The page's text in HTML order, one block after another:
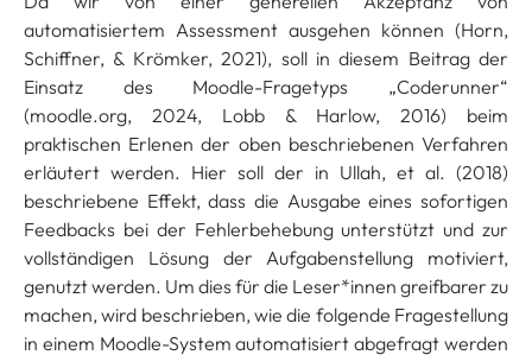
automatisiertem Assessment ausgehen können (Horn,
Schiffner, & Krömker, 2021), soll in diesem Beitrag der
Einsatz des Moodle-Fragetyps „Coderunner“
(moodle.org, 2024, Lobb & Harlow, 2016) beim
praktischen Erlenen der oben beschriebenen Verfahren
erläutert werden. Hier soll der in Ullah, et al. (2018)
beschriebene Effekt, dass die Ausgabe eines sofortigen
Feedbacks bei der Fehlerbehebung unterstützt und zur
vollständigen Lösung der Aufgabenstellung motiviert,
genutzt werden. Um dies für die Leser*innen greifbarer zu
machen, wird beschrieben, wie die folgende Fragestellung
in einem Moodle-System automatisiert abgefragt werden